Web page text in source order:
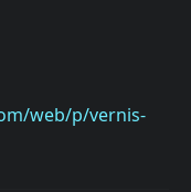
web/p/vernis-